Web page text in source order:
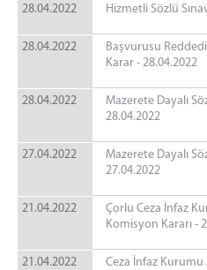
28.04.2022 Hizmetli Sözlü
28.04.2022
Başvurusu
Karar - 28.04.2022
28.04.2022
Mazerete Dayalı
28.04.2022
27.04.2022
Mazerete Dayalı
27.04.2022
21.04.2022
Çorlu Ceza İnfaz
Komisyon Kararı -
21.04.2022 Ceza İnfaz Kurumu